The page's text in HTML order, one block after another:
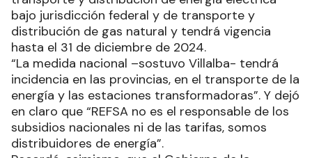
bajo jurisdicción federal y de transporte y
distribución de gas natural y tendrá vigencia
hasta el 31 de diciembre de 2024.
“La medida nacional –sostuvo Villalba- tendrá
incidencia en las provincias, en el transporte de la
energía y las estaciones transformadoras”. Y dejó
en claro que “REFSA no es el responsable de los
subsidios nacionales ni de las tarifas, somos
distribuidores de energía”.